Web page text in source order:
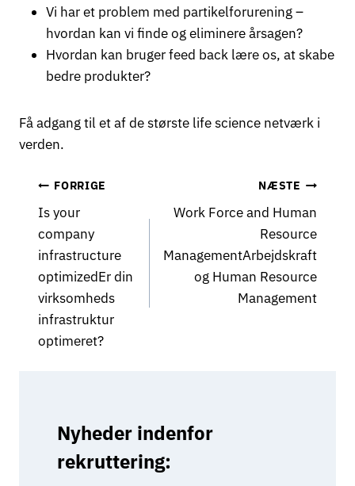
Vi har et problem med partikelforurening –
hvordan kan vi finde og eliminere årsagen?
Hvordan kan bruger feed back lære os, at skabe
bedre produkter?
Få adgang til et af de største life science netværk i
verden.
Indlægsnavigation
FORRIGE
Is your
company
infrastructure
optimizedEr din
virksomheds
infrastruktur
optimeret?
NÆSTE
Work Force and Human
Resource
ManagementArbejdskraft
og Human Resource
Management
Nyheder indenfor
rekruttering: